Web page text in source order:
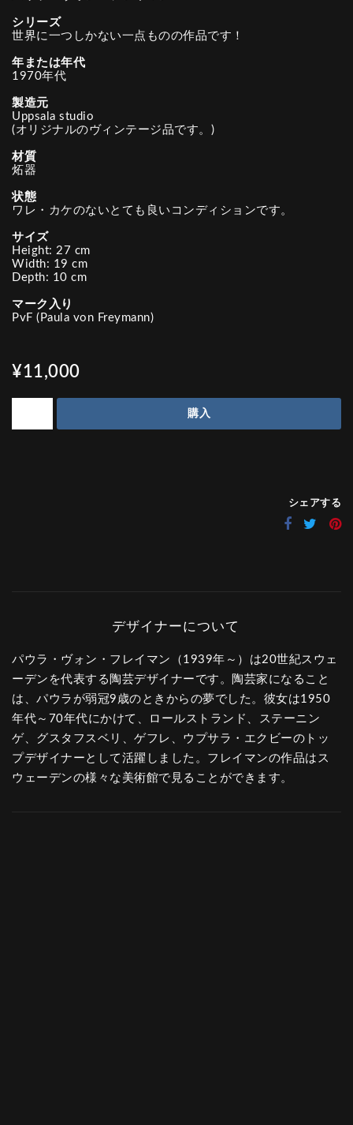
シリーズ
世界に一つしかない一点ものの作品です！
年または年代
1970年代
製造元
Uppsala studio
(オリジナルのヴィンテージ品です。)
材質
炻器
状態
ワレ・カケのないとても良いコンディションです。
サイズ
Height: 27 cm
Width: 19 cm
Depth: 10 cm
マーク入り
PvF (Paula von Freymann)
¥11,000
購入
シェアする
パウラ・ヴォン・フレイマン（1939年～）は20世紀スウェ
ーデンを代表する陶芸デザイナーです。陶芸家になること
は、パウラが弱冠9歳のときからの夢でした。彼女は1950
年代～70年代にかけて、ロールストランド、ステーニン
ゲ、グスタフスベリ、ゲフレ、ウプサラ・エクビーのトッ
プデザイナーとして活躍しました。フレイマンの作品はス
ウェーデンの様々な美術館で見ることができます。